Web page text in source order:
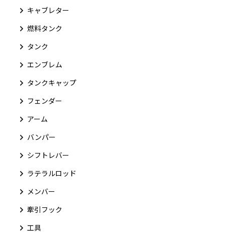
キャブレター
燃料タンク
タンク
エンブレム
タンクキャップ
フェンダー
アーム
バンパー
シフトレバー
ラテラルロッド
メンバー
牽引フック
工具